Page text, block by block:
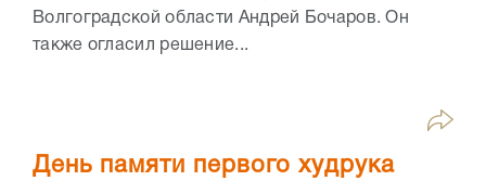
Волгоградской области Андрей Бочаров. Он
также огласил решение...
День памяти первого худрука